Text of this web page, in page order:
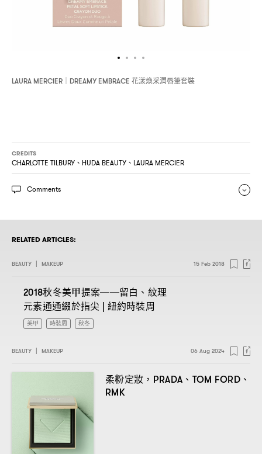
LAURA MERCIER｜DREAMY EMBRACE 花漾煥采潤唇筆套裝
CREDITS
CHARLOTTE TILBURY、HUDA BEAUTY、LAURA MERCIER
Comments
RELATED ARTICLES:
BEAUTY MAKEUP 15 Feb 2018
2018秋冬美甲提案──留白、紋理
元素通通綴於指尖 | 紐約時裝周
美甲 時裝周 秋冬
BEAUTY MAKEUP 06 Aug 2024
柔粉定妝 ，PRADA 、 TOM FORD 、
RMK